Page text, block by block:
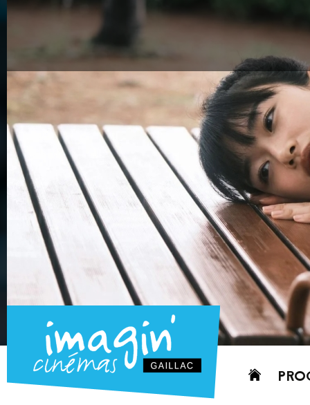
Aller